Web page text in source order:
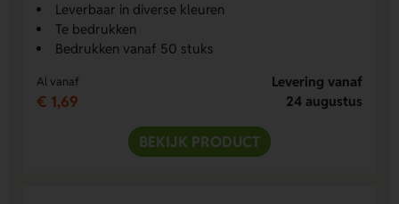
Leverbaar in diverse kleuren
Te bedrukken
Bedrukken vanaf 50 stuks
Al vanaf
€ 1,69
Levering vanaf
24 augustus
BEKIJK PRODUCT